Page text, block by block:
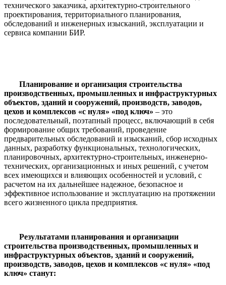
технического заказчика, архитектурно-строительного
проектирования, территориального планирования,
обследований и инженерных изысканий, эксплуатации и
сервиса компании БИР.
Планирование и организация строительства
производственных, промышленных и инфраструктурных
объектов, зданий и сооружений, производств, заводов,
цехов и комплексов «с нуля» «под ключ» – это
последовательный, поэтапный процесс, включающий в себя
формирование общих требований, проведение
предварительных обследований и изысканий, сбор исходных
данных, разработку функциональных, технологических,
планировочных, архитектурно-строительных, инженерно-
технических, организационных и иных решений, с учетом
всех имеющихся и влияющих особенностей и условий, с
расчетом на их дальнейшее надежное, безопасное и
эффективное использование и эксплуатацию на протяжении
всего жизненного цикла предприятия.
Результатами планирования и организации
строительства производственных, промышленных и
инфраструктурных объектов, зданий и сооружений,
производств, заводов, цехов и комплексов «с нуля» «под
ключ» станут: